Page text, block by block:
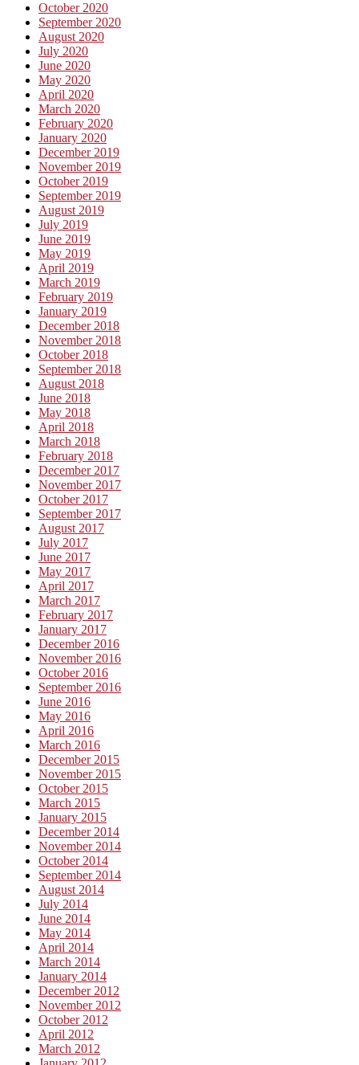
October 2020
September 2020
August 2020
July 2020
June 2020
May 2020
April 2020
March 2020
February 2020
January 2020
December 2019
November 2019
October 2019
September 2019
August 2019
July 2019
June 2019
May 2019
April 2019
March 2019
February 2019
January 2019
December 2018
November 2018
October 2018
September 2018
August 2018
June 2018
May 2018
April 2018
March 2018
February 2018
December 2017
November 2017
October 2017
September 2017
August 2017
July 2017
June 2017
May 2017
April 2017
March 2017
February 2017
January 2017
December 2016
November 2016
October 2016
September 2016
June 2016
May 2016
April 2016
March 2016
December 2015
November 2015
October 2015
March 2015
January 2015
December 2014
November 2014
October 2014
September 2014
August 2014
July 2014
June 2014
May 2014
April 2014
March 2014
January 2014
December 2012
November 2012
October 2012
April 2012
March 2012